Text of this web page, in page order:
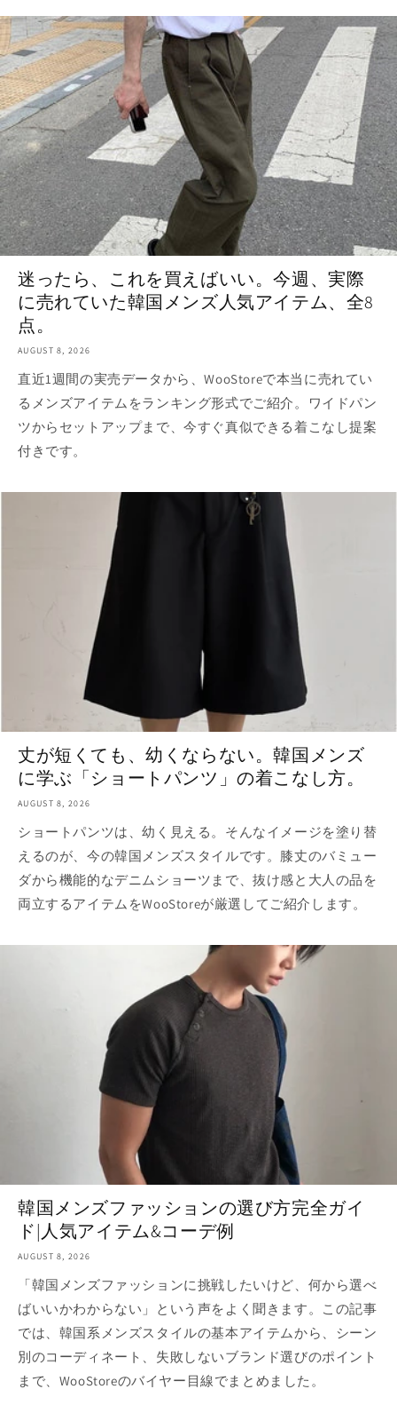
迷ったら、これを買えばいい。今週、実際
に売れていた韓国メンズ人気アイテム、全8
点。
AUGUST 8, 2026
直近1週間の実売データから、WooStoreで本当に売れてい
るメンズアイテムをランキング形式でご紹介。ワイドパン
ツからセットアップまで、今すぐ真似できる着こなし提案
付きです。
丈が短くても、幼くならない。韓国メンズ
に学ぶ「ショートパンツ」の着こなし方。
AUGUST 8, 2026
ショートパンツは、幼く見える。そんなイメージを塗り替
えるのが、今の韓国メンズスタイルです。膝丈のバミュー
ダから機能的なデニムショーツまで、抜け感と大人の品を
両立するアイテムをWooStoreが厳選してご紹介します。
韓国メンズファッションの選び方完全ガイ
ド|人気アイテム&コーデ例
AUGUST 8, 2026
「韓国メンズファッションに挑戦したいけど、何から選べ
ばいいかわからない」という声をよく聞きます。この記事
では、韓国系メンズスタイルの基本アイテムから、シーン
別のコーディネート、失敗しないブランド選びのポイント
まで、WooStoreのバイヤー目線でまとめました。